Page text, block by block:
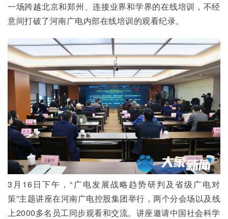
一场跨越北京和郑州、连接业界和学界的在线培训，不经
意间打破了河南广电内部在线培训的观看纪录。
3月16日下午，“广电发展战略趋势研判及省级广电对
策”主题讲座在河南广电控股集团举行，两个分会场以及线
上2000多名员工同步观看和交流。讲座邀请中国社会科学